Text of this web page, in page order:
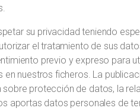
su privacidad teniendo
el tratamiento de sus
previo y expreso para
nuestros ficheros. La
protección de datos, la
aportas datos personales de